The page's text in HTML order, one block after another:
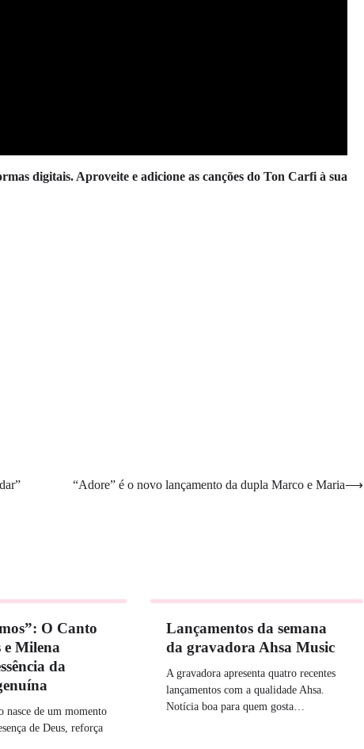
digitais. Aproveite e adicione as canções do Ton Carfi à sua
“Adore” é o novo lançamento da dupla Marco e Maria⟶
O Canto
e Milena
da
nasce de um momento
de Deus, reforça
Lançamentos da semana
da gravadora Ahsa Music
A gravadora apresenta quatro recentes
lançamentos com a qualidade Ahsa.
Notícia boa para quem gosta…